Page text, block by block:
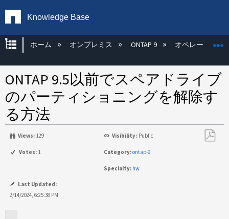
Knowledge Base
グローバル階層を展開/折りたたむ
ホーム オンプレミス ONTAP 9 オペレーティン
ONTAP 9.5以前でスペアドライブ
のパーティショニングを解除す
る方法
Views: 129 Visibility: Public
Votes: 1 Category:ontap-9
Specialty: hw
Last Updated:
2/14/2024, 6:25:38 PM